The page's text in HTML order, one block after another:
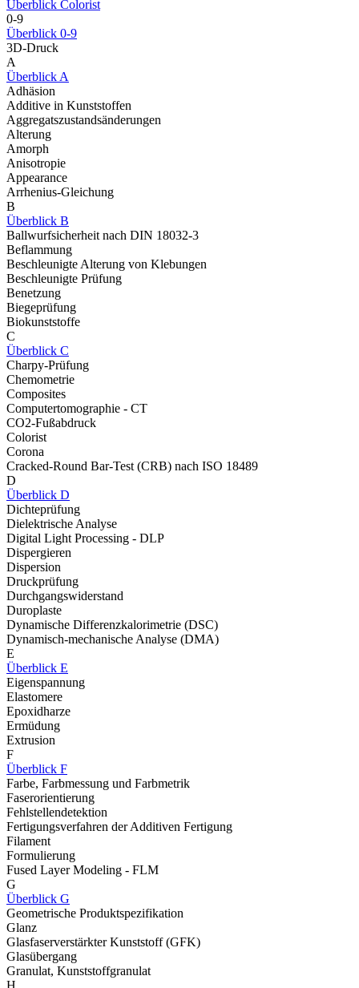
Überblick Colorist
0-9
Überblick 0-9
3D-Druck
A
Überblick A
Adhäsion
Additive in Kunststoffen
Aggregatszustandsänderungen
Alterung
Amorph
Anisotropie
Appearance
Arrhenius-Gleichung
B
Überblick B
Ballwurfsicherheit nach DIN 18032-3
Beflammung
Beschleunigte Alterung von Klebungen
Beschleunigte Prüfung
Benetzung
Biegeprüfung
Biokunststoffe
C
Überblick C
Charpy-Prüfung
Chemometrie
Composites
Computertomographie - CT
CO2-Fußabdruck
Colorist
Corona
Cracked-Round Bar-Test (CRB) nach ISO 18489
D
Überblick D
Dichteprüfung
Dielektrische Analyse
Digital Light Processing - DLP
Dispergieren
Dispersion
Druckprüfung
Durchgangswiderstand
Duroplaste
Dynamische Differenzkalorimetrie (DSC)
Dynamisch-mechanische Analyse (DMA)
E
Überblick E
Eigenspannung
Elastomere
Epoxidharze
Ermüdung
Extrusion
F
Überblick F
Farbe, Farbmessung und Farbmetrik
Faserorientierung
Fehlstellendetektion
Fertigungsverfahren der Additiven Fertigung
Filament
Formulierung
Fused Layer Modeling - FLM
G
Überblick G
Geometrische Produktspezifikation
Glanz
Glasfaserverstärkter Kunststoff (GFK)
Glasübergang
Granulat, Kunststoffgranulat
H